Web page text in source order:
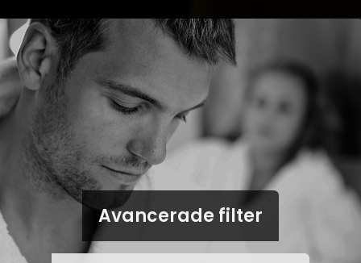
Avancerade filter